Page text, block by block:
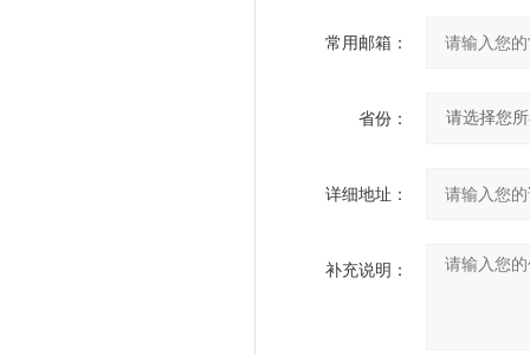
常用邮箱：
省份：
详细地址：
补充说明：